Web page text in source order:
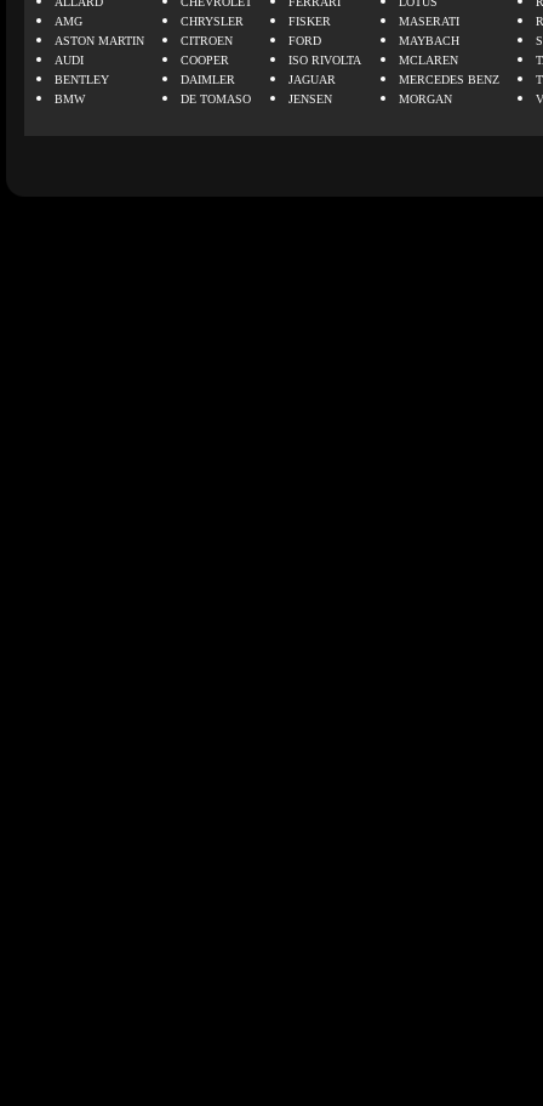
AMG
ASTON MARTIN
AUDI
BENTLEY
BMW
CHRYSLER
CITROEN
COOPER
DAIMLER
DE TOMASO
FISKER
FORD
ISO RIVOLTA
JAGUAR
JENSEN
MASERATI
MAYBACH
MCLAREN
MERCEDES BENZ
MORGAN